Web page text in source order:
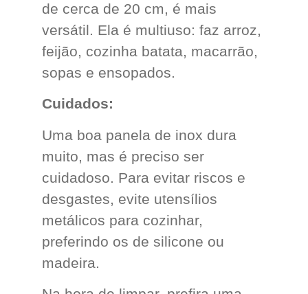
de cerca de 20 cm, é mais
versátil. Ela é multiuso: faz arroz,
feijão, cozinha batata, macarrão,
sopas e ensopados.
Cuidados:
Uma boa panela de inox dura
muito, mas é preciso ser
cuidadoso. Para evitar riscos e
desgastes, evite utensílios
metálicos para cozinhar,
preferindo os de silicone ou
madeira.